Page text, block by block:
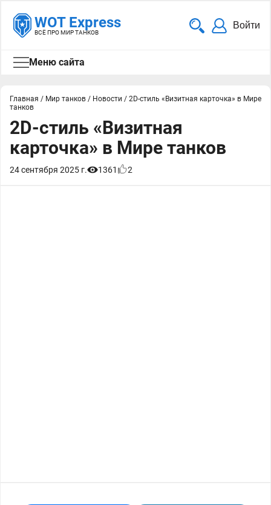
WOT Express
ВСЁ ПРО МИР ТАНКОВ
Войти
Меню сайта
Главная / Мир танков / Новости / 2D-стиль «Визитная карточка» в Мире
танков
2D-стиль «Визитная
карточка» в Мире танков
24 сентября 2025 г. 1361 2